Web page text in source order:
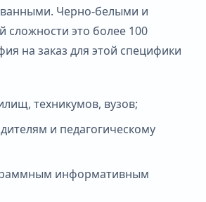
Черно‐белыми и
это более 100
на заказ для этой специфики
техникумов, вузов;
и педагогическому
информативным